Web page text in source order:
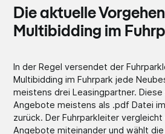
Die aktuelle
Multibidding im
In der Regel versendet der
Multibidding im Fuhrpark jede
meistens drei Leasingpartner. Diese
Angebote meistens als .pdf Datei
zurück. Der Fuhrparkleiter
Angebote miteinander und wählt